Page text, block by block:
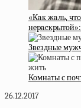
«Кaк жaль,
Звездные
Комнаты с
26.12.2017